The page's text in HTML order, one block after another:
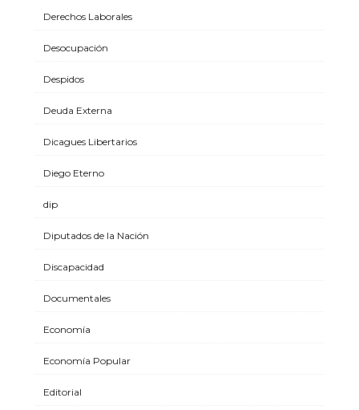
Derechos Laborales
Desocupación
Despidos
Deuda Externa
Dicagues Libertarios
Diego Eterno
dip
Diputados de la Nación
Discapacidad
Documentales
Economía
Economía Popular
Editorial